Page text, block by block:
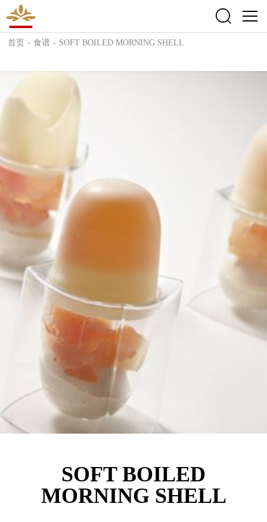
首页 - 食谱 - SOFT BOILED MORNING SHELL
SOFT BOILED
MORNING SHELL